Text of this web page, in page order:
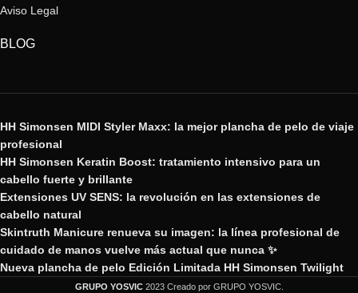
Aviso Legal
BLOG
HH Simonsen MIDI Styler Maxx: la mejor plancha de pelo de viaje
profesional
HH Simonsen Keratin Boost: tratamiento intensivo para un
cabello fuerte y brillante
Extensiones UV SENS: la revolución en las extensiones de
cabello natural
Skintruth Manicure renueva su imagen: la línea profesional de
cuidado de manos vuelve más actual que nunca ✨
Nueva plancha de pelo Edición Limitada HH Simonsen Twilight
GRUPO YOSVIC 2023 Creado por GRUPO YOSVIC.